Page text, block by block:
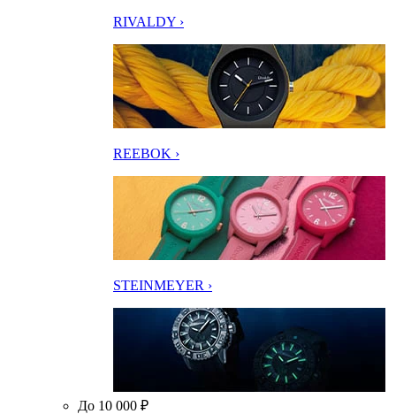
RIVALDY ›
REEBOK ›
STEINMEYER ›
До 10 000 ₽